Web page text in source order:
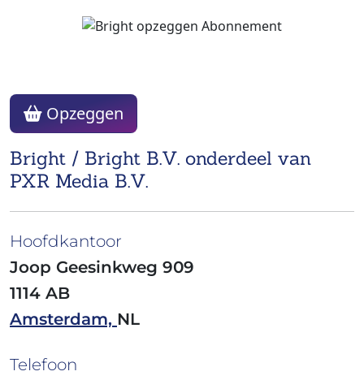
Bright / Bright B.V. onderdeel van
PXR Media B.V.
Opzeggen
Hoofdkantoor
Joop Geesinkweg 909
1114 AB
Amsterdam, NL
Telefoon